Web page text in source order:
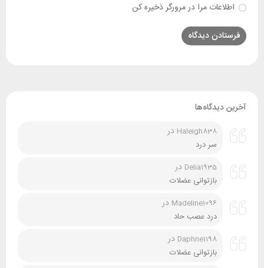
اطلاعات مرا در مرورگر ذخیره کن
آخرین دیدگاه‌ها
Haleigh838 در
سر درد
Delia1935 در
بازتوانی عضلات
Madeline1096 در
درد عصب حاد
Daphne1198 در
بازتوانی عضلات